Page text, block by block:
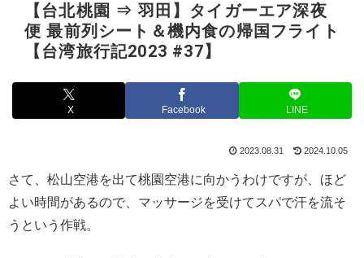
【台北桃園 ⇒ 羽田】タイガーエア深夜
便 最前列シート＆機内食の帰国フライト
【台湾旅行記2023 #37】
X Facebook LINE
2023.08.31 2024.10.05
さて、松山空港を出て桃園空港に向かうわけですが、ほど
よい時間があるので、マッサージを受けてスパで汗を流そ
うという作戦。